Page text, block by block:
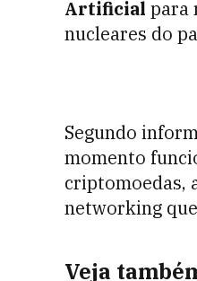
Artificial para
nucleares do
Segundo
momento
criptomoedas,
networking
Veja